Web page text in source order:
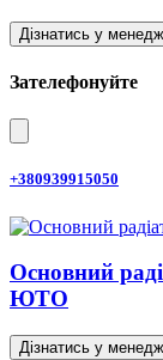
Дізнатись у
Зателефонуйте
+380939915050
Основний
ЮТО
Дізнатись у